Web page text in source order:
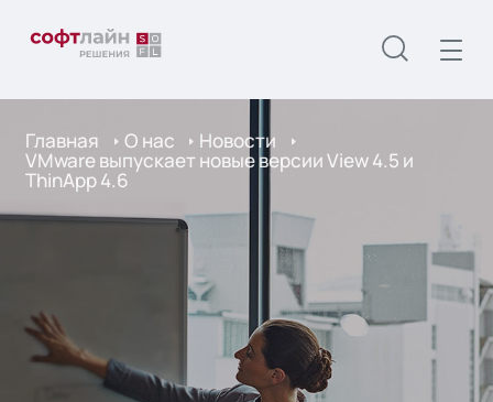
Главная О нас Новости
VMware выпускает новые версии View 4.5 и
ThinApp 4.6